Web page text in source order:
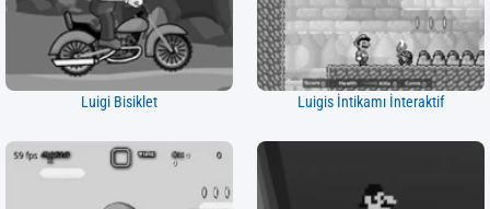
Luigi Bisiklet Luigis İntikamı İnteraktif